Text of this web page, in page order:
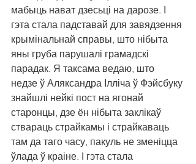
мабыць нават дзесьці на дарозе. І
гэта стала падставай для завядзення
крымінальнай справы, што нібыта
яны груба парушалі грамадскі
парадак. Я таксама ведаю, што
недзе ў Аляксандра Ілліча ў Фэйсбуку
знайшлі нейкі пост на ягонай
старонцы, дзе ён нібыта заклікаў
ствараць страйкамы і страйкаваць
там да таго часу, пакуль не зменіцца
ўлада ў краіне. І гэта стала